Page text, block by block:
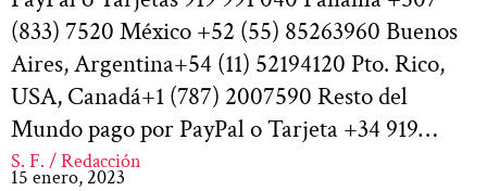
(833) 7520 México +52 (55) 85263960 Buenos
Aires, Argentina+54 (11) 52194120 Pto. Rico,
USA, Canadá+1 (787) 2007590 Resto del
Mundo pago por PayPal o Tarjeta +34 919…
S. F. / Redacción
15 enero, 2023